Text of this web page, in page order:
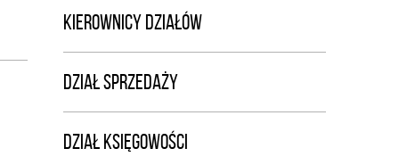
KIEROWNICY DZIAŁÓW
DZIAŁ SPRZEDAŻY
DZIAŁ KSIĘGOWOŚCI